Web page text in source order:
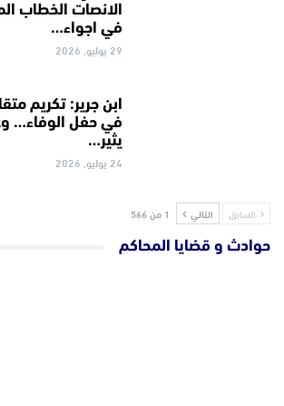
الانصات الخطاب
في اجواء…
29 يوليو, 2026
ابن جرير: تكريم
في حفل الوفاء…
يثير…
24 يوليو, 2026
السابق التالي 1 من 566
حوادث و قضايا المحاكم